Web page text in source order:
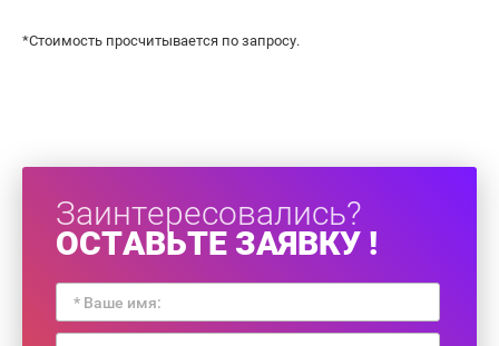
*Стоимость просчитывается по запросу.
Заинтересовались?
ОСТАВЬТЕ ЗАЯВКУ !